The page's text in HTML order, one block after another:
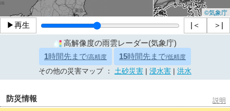
©気象庁
▶再生 |＜ ＞|
高解像度の雨雲レーダー(気象庁)
1時間先まで/高精度 15時間先まで/低精度
その他の災害マップ ： 土砂災害 浸水害 洪水
防災情報 説明